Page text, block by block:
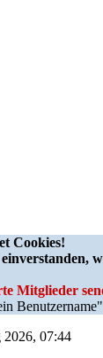
Cookies!
Mitglieder
07:44